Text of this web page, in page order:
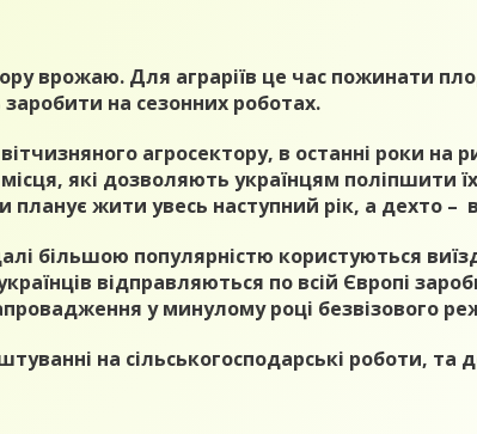
врожаю. Для аграріїв це час пожинати
на сезонних роботах.
агросектору, в останні роки на
які дозволяють українцям поліпшити
планує жити увесь наступний рік, а дехто –
більшою популярністю користуються
відправляються по всій Європі
у минулому році безвізового
на сільськогосподарські роботи, та